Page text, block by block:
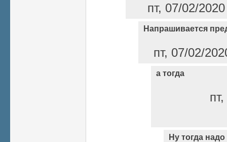
пт, 07/02/
Напрашивается
пт, 07/02/
а тогда
Ну тогда